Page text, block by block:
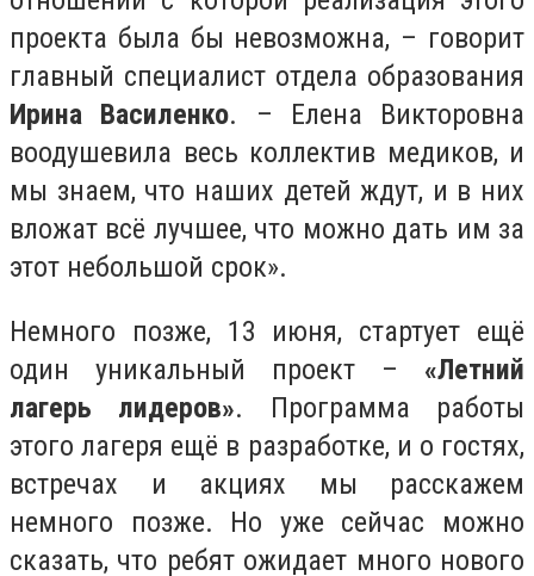
проекта была бы невозможна, – говорит
главный специалист отдела образования
Ирина Василенко. – Елена Викторовна
воодушевила весь коллектив медиков, и
мы знаем, что наших детей ждут, и в них
вложат всё лучшее, что можно дать им за
этот небольшой срок».
Немного позже, 13 июня, стартует ещё
один уникальный проект – «Летний
лагерь лидеров». Программа работы
этого лагеря ещё в разработке, и о гостях,
встречах и акциях мы расскажем
немного позже. Но уже сейчас можно
сказать, что ребят ожидает много нового